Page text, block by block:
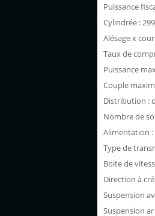
Puissance
Cylindrée :
Alésage x
Taux de
Puissance
Couple
Distribution :
Nombre de
Alimentation
Type de
Boite de
Direction à
Suspension
Suspension